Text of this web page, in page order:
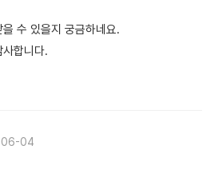
수 있을지 궁금하네요.
합니다.
04